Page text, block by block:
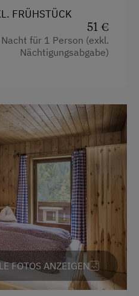
FRÜHSTÜCK
51 €
für 1 Person (exkl.
Nächtigungsabgabe)
FOTOS ANZEIGEN